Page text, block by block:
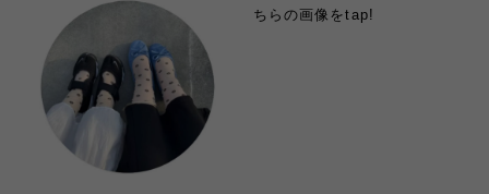
ちらの画像をtap!